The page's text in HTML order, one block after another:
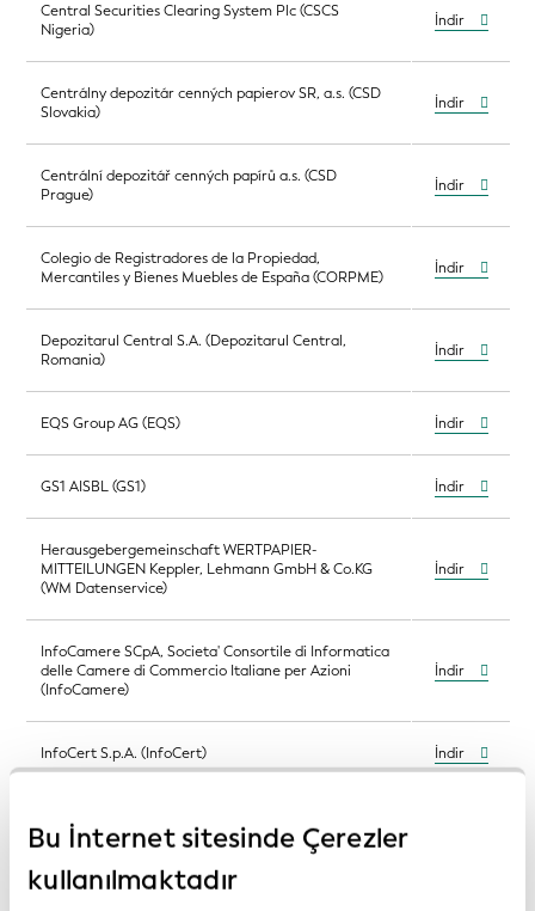
Bu İnternet sitesinde Çerezler
kullanılmaktadır
Central Securities Clearing System Plc (CSCS
Nigeria)
İndir
Centrálny depozitár cenných papierov SR, a.s. (CSD
Slovakia)
İndir
Centrální depozitář cenných papírů a.s. (CSD
Prague)
İndir
Colegio de Registradores de la Propiedad,
Mercantiles y Bienes Muebles de España (CORPME)
İndir
Depozitarul Central S.A. (Depozitarul Central,
Romania)
İndir
EQS Group AG (EQS) İndir
GS1 AISBL (GS1) İndir
Herausgebergemeinschaft WERTPAPIER-
MITTEILUNGEN Keppler, Lehmann GmbH & Co.KG
(WM Datenservice)
İndir
InfoCamere SCpA, Societa' Consortile di Informatica
delle Camere di Commercio Italiane per Azioni
(InfoCamere)
İndir
InfoCert S.p.A. (InfoCert) İndir
économiques (Insee)